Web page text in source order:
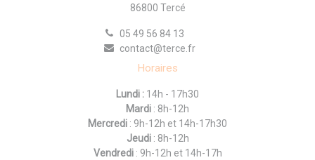
86800 Tercé
05 49 56 84 13
contact@terce.fr
Horaires
Lundi : 14h - 17h30
Mardi : 8h-12h
Mercredi : 9h-12h et 14h-17h30
Jeudi : 8h-12h
Vendredi : 9h-12h et 14h-17h